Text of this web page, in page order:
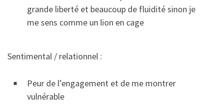
grande liberté et beaucoup de fluidité sinon je
me sens comme un lion en cage
Sentimental / relationnel :
Peur de l’engagement et de me montrer
vulnérable